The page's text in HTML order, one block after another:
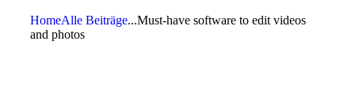
HomeAlle Beiträge...Must-have software to edit videos
and photos